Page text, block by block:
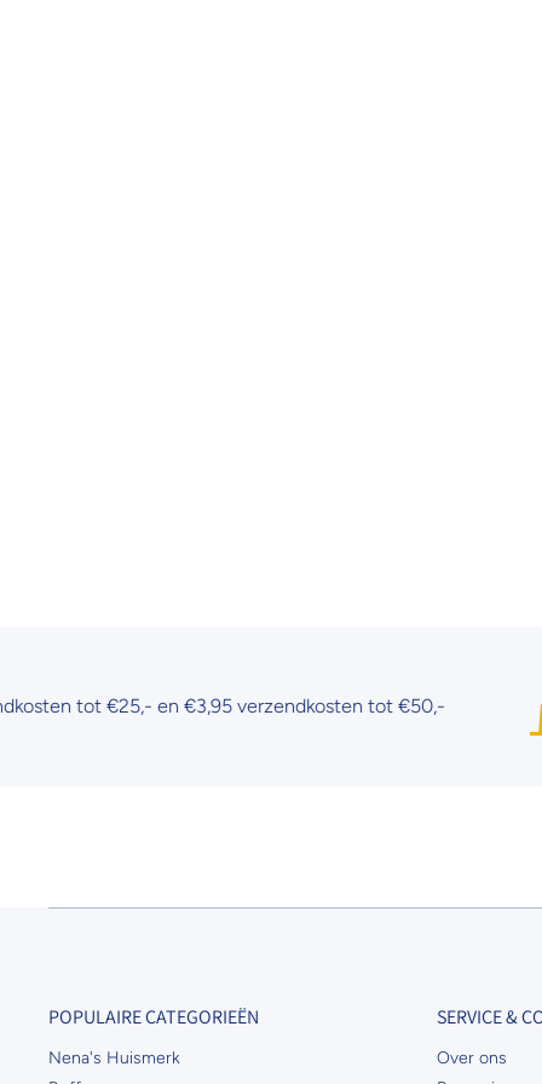
tot €25,- en €3,95 verzendkosten tot €50,-
POPULAIRE CATEGORIEËN
Nena's Huismerk
SERVICE &
Over ons